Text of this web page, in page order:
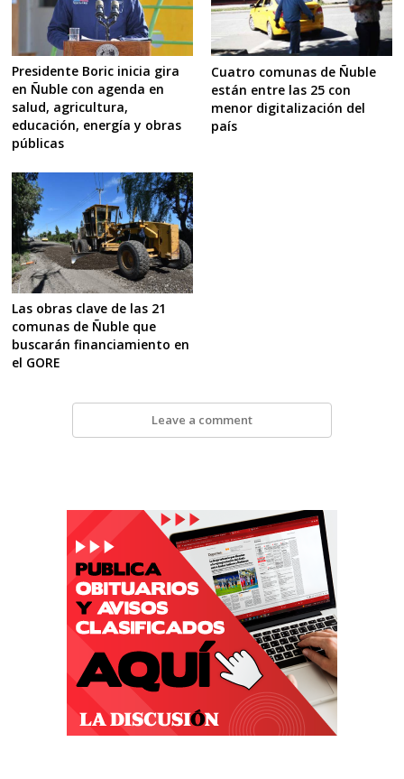
Presidente Boric inicia gira
en Ñuble con agenda en
salud, agricultura,
educación, energía y obras
públicas
Cuatro comunas de Ñuble
están entre las 25 con
menor digitalización del
país
Las obras clave de las 21
comunas de Ñuble que
buscarán financiamiento en
el GORE
Leave a comment